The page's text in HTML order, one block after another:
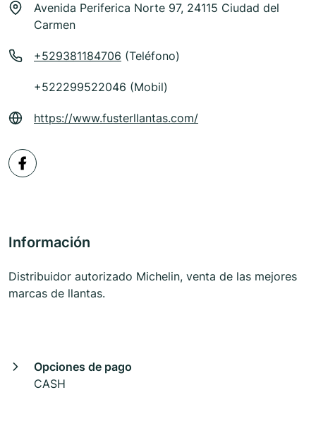
Avenida Periferica Norte 97, 24115 Ciudad del
Carmen
+529381184706 (Teléfono)
+522299522046 (Mobil)
https://www.fusterllantas.com/
Información
Distribuidor autorizado Michelin, venta de las mejores
marcas de llantas.
Opciones de pago
CASH